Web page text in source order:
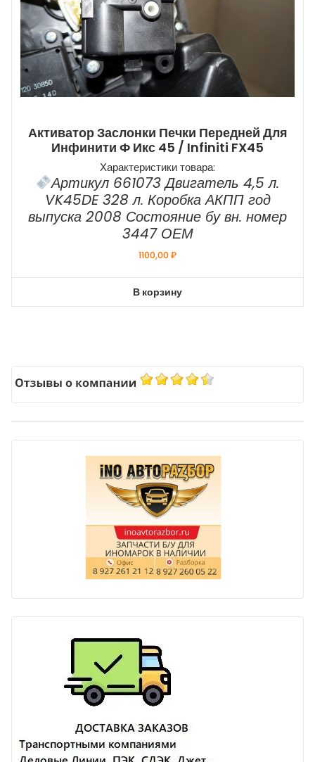
Активатор Заслонки Печки Передней Для
Инфинити Ф Икс 45 / Infiniti FX45
Характеристики товара:
Артикул 661073 Двигатель 4,5 л.
VK45DE 328 л. Коробка АКПП год
выпуска 2008 Состояние бу вн. номер
3447 ОЕМ
1100,00₽
В корзину